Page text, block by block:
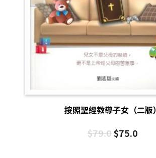
按照聖經教導子女（二版）
$79.0$75.0